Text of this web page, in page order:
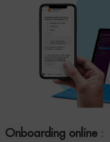
Onboarding online :